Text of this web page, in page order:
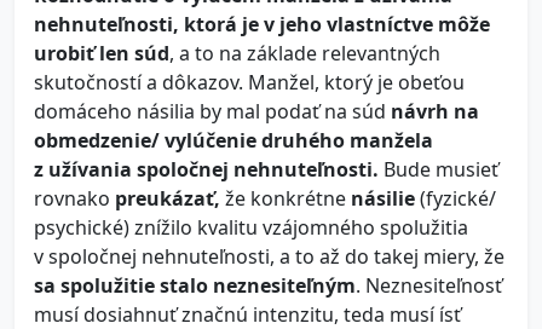
nehnuteľnosti, ktorá je v jeho vlastníctve môže
urobiť len súd, a to na základe relevantných
skutočností a dôkazov. Manžel, ktorý je obeťou
domáceho násilia by mal podať na súd návrh na
obmedzenie/ vylúčenie druhého manžela
z užívania spoločnej nehnuteľnosti. Bude musieť
rovnako preukázať, že konkrétne násilie(fyzické/
psychické) znížilo kvalitu vzájomného spolužitia
v spoločnej nehnuteľnosti, a to až do takej miery, že
sa spolužitie stalo neznesiteľným. Neznesiteľnosť
musí dosiahnuť značnú intenzitu, teda musí ísť